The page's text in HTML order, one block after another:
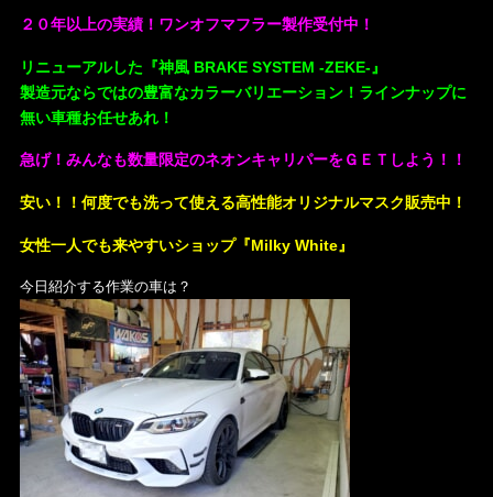
２０年以上の実績！ワンオフマフラー製作受付中！
リニューアルした『神風 BRAKE SYSTEM -ZEKE-』
製造元ならではの豊富なカラーバリエーション！ラインナップに
無い車種お任せあれ！
急げ！みんなも数量限定のネオンキャリパーをＧＥＴしよう！！
安い！！何度でも洗って使える高性能オリジナルマスク販売中！
女性一人でも来やすいショップ『Milky White』
今日紹介する作業の車は？